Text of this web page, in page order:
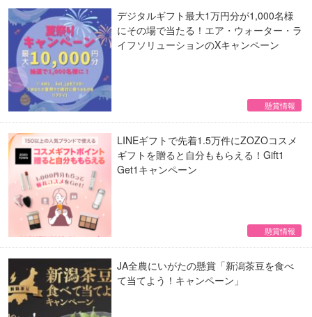
デジタルギフト最大1万円分が1,000名様
にその場で当たる！エア・ウォーター・ラ
イフソリューションのXキャンペーン
懸賞情報
LINEギフトで先着1.5万件にZOZOコスメ
ギフトを贈ると自分ももらえる！Gift1
Get1キャンペーン
懸賞情報
JA全農にいがたの懸賞「新潟茶豆を食べ
て当てよう！キャンペーン」